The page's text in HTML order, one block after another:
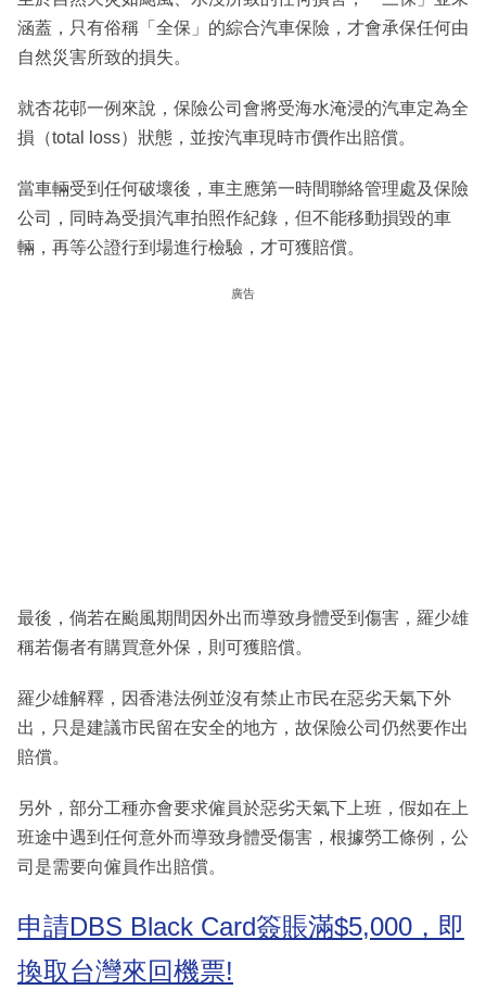
涵蓋，只有俗稱「全保」的綜合汽車保險，才會承保任何由
自然災害所致的損失。
就杏花邨一例來說，保險公司會將受海水淹浸的汽車定為全
損（total loss）狀態，並按汽車現時市價作出賠償。
當車輛受到任何破壞後，車主應第一時間聯絡管理處及保險
公司，同時為受損汽車拍照作紀錄，但不能移動損毀的車
輛，再等公證行到場進行檢驗，才可獲賠償。
廣告
最後，倘若在颱風期間因外出而導致身體受到傷害，羅少雄
稱若傷者有購買意外保，則可獲賠償。
羅少雄解釋，因香港法例並沒有禁止市民在惡劣天氣下外
出，只是建議市民留在安全的地方，故保險公司仍然要作出
賠償。
另外，部分工種亦會要求僱員於惡劣天氣下上班，假如在上
班途中遇到任何意外而導致身體受傷害，根據勞工條例，公
司是需要向僱員作出賠償。
申請DBS Black Card簽賬滿$5,000，即
換取台灣來回機票!